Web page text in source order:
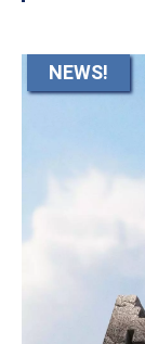
NEWS!